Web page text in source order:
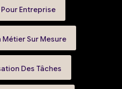
Entreprise
Sur Mesure
Des Tâches